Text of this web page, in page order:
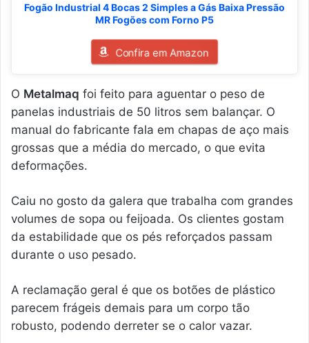
Fogão Industrial 4 Bocas 2 Simples a Gás Baixa Pressão
MR Fogões com Forno P5
Confira em Amazon
O Metalmaq foi feito para aguentar o peso de
panelas industriais de 50 litros sem balançar. O
manual do fabricante fala em chapas de aço mais
grossas que a média do mercado, o que evita
deformações.
Caiu no gosto da galera que trabalha com grandes
volumes de sopa ou feijoada. Os clientes gostam
da estabilidade que os pés reforçados passam
durante o uso pesado.
A reclamação geral é que os botões de plástico
parecem frágeis demais para um corpo tão
robusto, podendo derreter se o calor vazar.